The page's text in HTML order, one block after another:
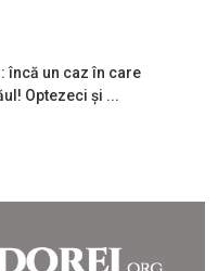
încă un caz în care
Optezeci și ...